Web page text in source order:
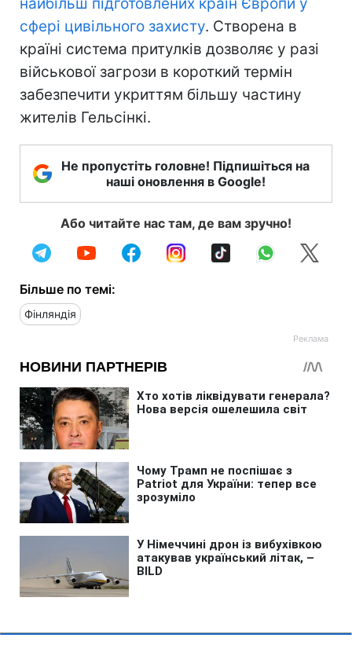
найбільш підготовлених країн Європи у
сфері цивільного захисту. Створена в
країні система притулків дозволяє у разі
військової загрози в короткий термін
забезпечити укриттям більшу частину
жителів Гельсінкі.
Не пропустіть головне! Підпишіться на
наші оновлення в Google!
Або читайте нас там, де вам зручно!
Більше по темі:
Фінляндія